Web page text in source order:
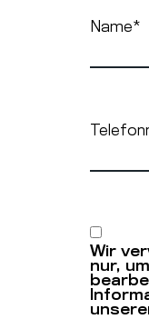
Name*
Wir
nur,